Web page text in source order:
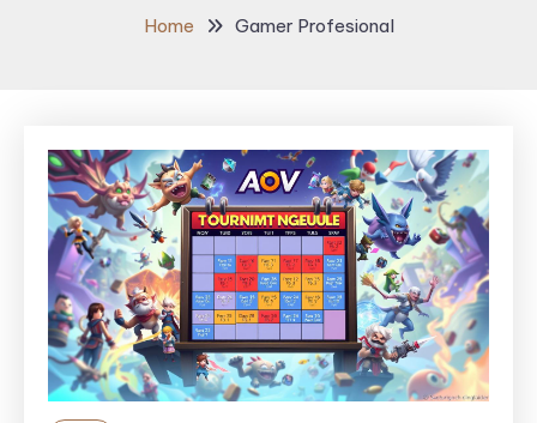
Home Gamer Profesional